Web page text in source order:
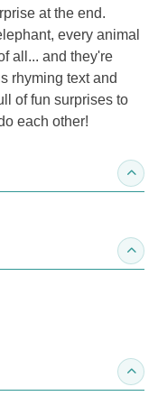
at the end.
every animal
all... and they're
rhyming text and
of fun surprises to
each other!
收合
收合
收合